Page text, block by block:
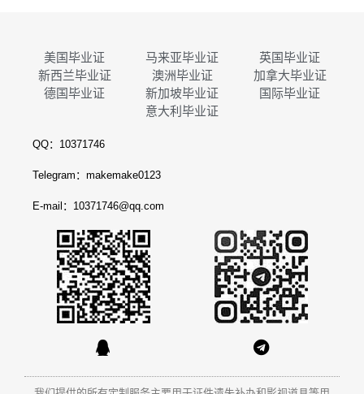
美国毕业证 马来亚毕业证
英国毕业证
新西兰毕业证
澳洲毕业证
加拿大毕业证
德国毕业证
新加坡毕业证
国际毕业证
意大利毕业证
QQ：10371746
Telegram：makemake0123
E-mail：10371746@qq.com